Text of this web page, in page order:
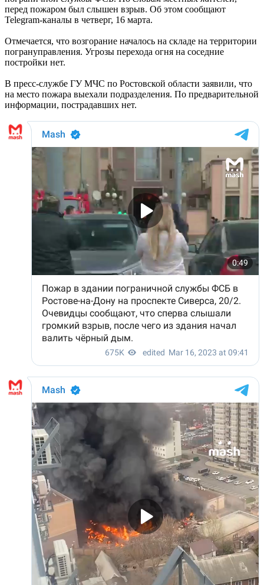
перед пожаром был слышен взрыв. Об этом сообщают
Telegram-каналы в четверг, 16 марта.
Отмечается, что возгорание началось на складе на территории
погрануправления. Угрозы перехода огня на соседние
постройки нет.
В пресс-службе ГУ МЧС по Ростовской области заявили, что
на место пожара выехали подразделения. По предварительной
информации, пострадавших нет.